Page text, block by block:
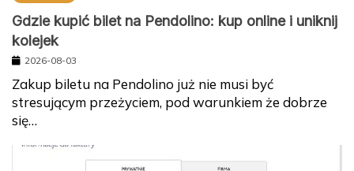
Gdzie kupić bilet na Pendolino: kup online i uniknij
kolejek
2026-08-03
Zakup biletu na Pendolino już nie musi być
stresującym przeżyciem, pod warunkiem że dobrze
się…